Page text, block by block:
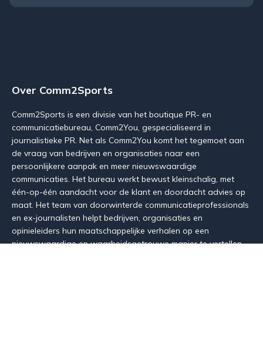
Over Comm2Sports
Comm2Sports is een divisie van het boutique PR- en
communicatiebureau, Comm2You, gespecialiseerd in
journalistieke PR. Net als Comm2You komt het tegemoet aan
de vraag van bedrijven en organisaties naar een
persoonlijkere aanpak en meer nieuwswaardige
communicaties. Het bureau werkt bewust kleinschalig, met
één-op-één aandacht voor de klant en doordacht advies op
maat. Het team van doorwinterde communicatieprofessionals
en ex-journalisten helpt bedrijven, organisaties en
opinieleiders hun maatschappelijke verhalen op een
nieuwswaardige en waarheidsgetrouwe manier te vertellen.